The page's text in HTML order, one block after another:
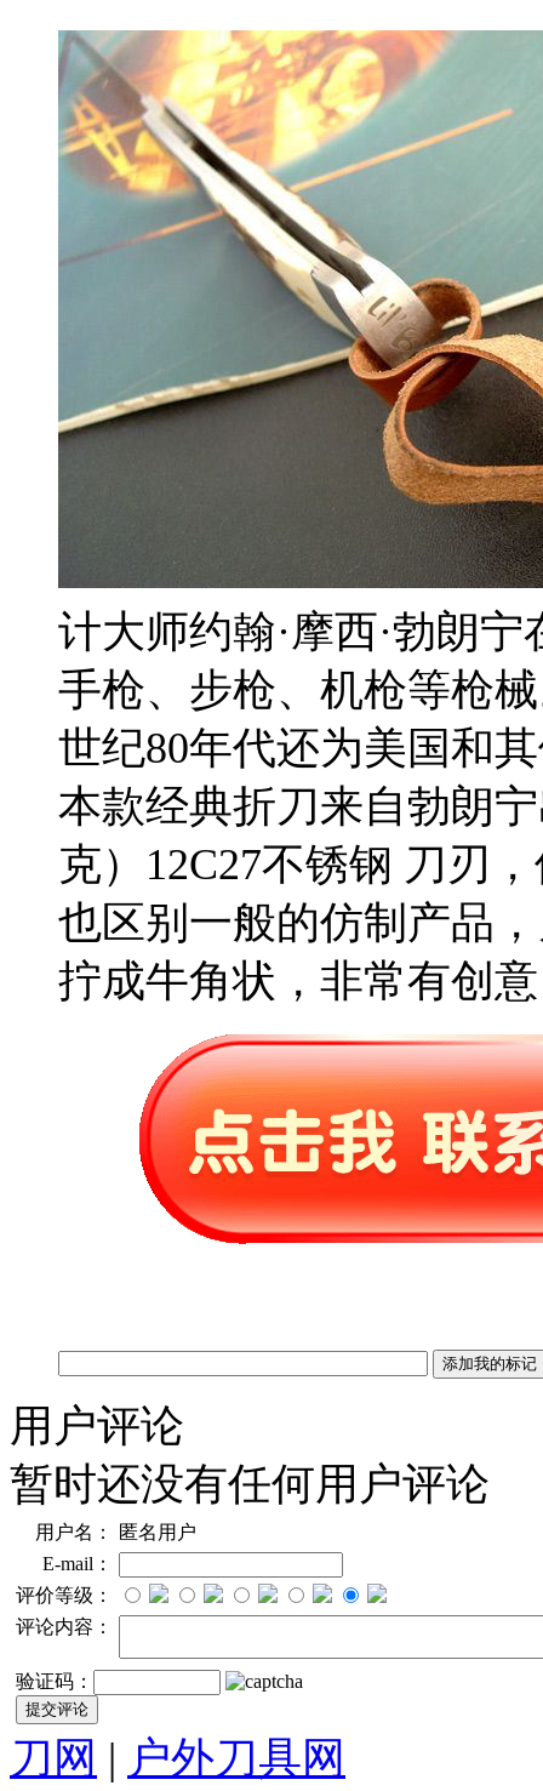
计大师约翰·摩西·勃朗
手枪、步枪、机枪等枪
世纪80年代还为美国和
本款经典折刀来自勃朗
克）12C27不锈钢 刀刃
也区别一般的仿制产品
拧成牛角状，非常有创
用户评论
暂时还没有任何用户评论
用户名：
匿名用户
E-mail：
评价等级：
评论内容：
验证码：
刀网 | 户外刀具网